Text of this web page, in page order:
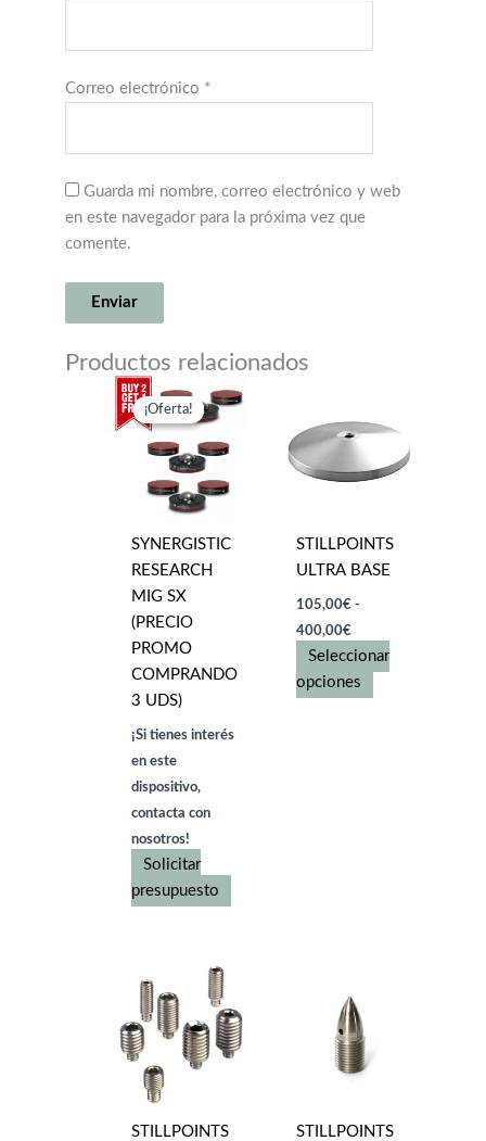
Correo electrónico *
Guarda mi nombre, correo electrónico y web
en este navegador para la próxima vez que
comente.
Productos relacionados
¡Oferta!
¡Oferta!
SYNERGISTIC
RESEARCH
MIG SX
(PRECIO
PROMO
COMPRANDO
3 UDS)
¡Si tienes interés
en este
dispositivo,
contacta con
nosotros!
Solicitar
presupuesto
STILLPOINTS
ULTRA BASE
105,00€ -
400,00€
de
precios:
desde
105,00€
Seleccionar
opciones
STILLPOINTS
STILLPOINTS